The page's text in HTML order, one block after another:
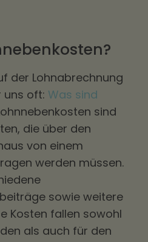
der Lohnabrechnung
uns oft: Was sind
sind
die über den
von einem
werden müssen.
sowie weitere
Kosten fallen sowohl
als auch für den